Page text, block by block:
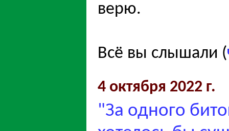
верю.
Всё вы слышали (
4 октября 2022 г.
"За одного